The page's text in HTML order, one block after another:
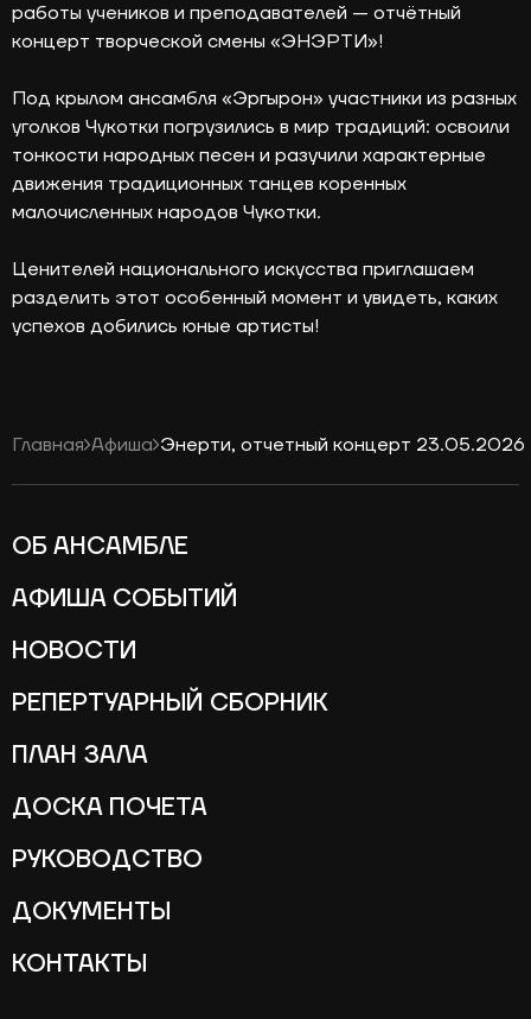
работы учеников и преподавателей — отчётный
концерт творческой смены «ЭНЭРТИ»!
Под крылом ансамбля «Эргырон» участники из разных
уголков Чукотки погрузились в мир традиций: освоили
тонкости народных песен и разучили характерные
движения традиционных танцев коренных
малочисленных народов Чукотки.
Ценителей национального искусства приглашаем
разделить этот особенный момент и увидеть, каких
успехов добились юные артисты!
Главная Афиша Энерти, отчетный концерт 23.05.2026
ОБ АНСАМБЛЕ
АФИША СОБЫТИЙ
НОВОСТИ
РЕПЕРТУАРНЫЙ СБОРНИК
ПЛАН ЗАЛА
ДОСКА ПОЧЕТА
РУКОВОДСТВО
ДОКУМЕНТЫ
КОНТАКТЫ